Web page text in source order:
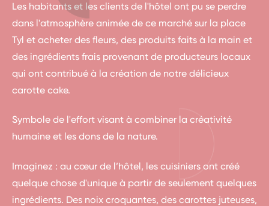
Les habitants et les clients de l'hôtel ont pu se perdre
dans l'atmosphère animée de ce marché sur la place
Tyl et acheter des fleurs, des produits faits à la main et
des ingrédients frais provenant de producteurs locaux
qui ont contribué à la création de notre délicieux
carotte cake.
Symbole de l'effort visant à combiner la créativité
humaine et les dons de la nature.
Imaginez : au cœur de l’hôtel, les cuisiniers ont créé
quelque chose d'unique à partir de seulement quelques
ingrédients. Des noix croquantes, des carottes juteuses,